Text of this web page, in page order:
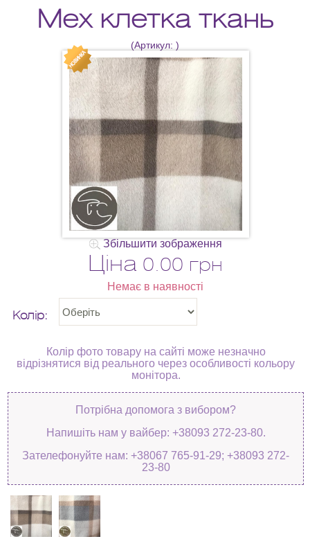
Мех клетка ткань
(Артикул: )
Збільшити зображення
Ціна 0.00 грн
Немає в наявності
Колір:
Колір фото товару на сайті може незначно
відрізнятися від реального через особливості кольору
монітора.
Потрібна допомога з вибором?
Напишіть нам у вайбер: +38093 272-23-80.
Зателефонуйте нам: +38067 765-91-29; +38093 272-
23-80